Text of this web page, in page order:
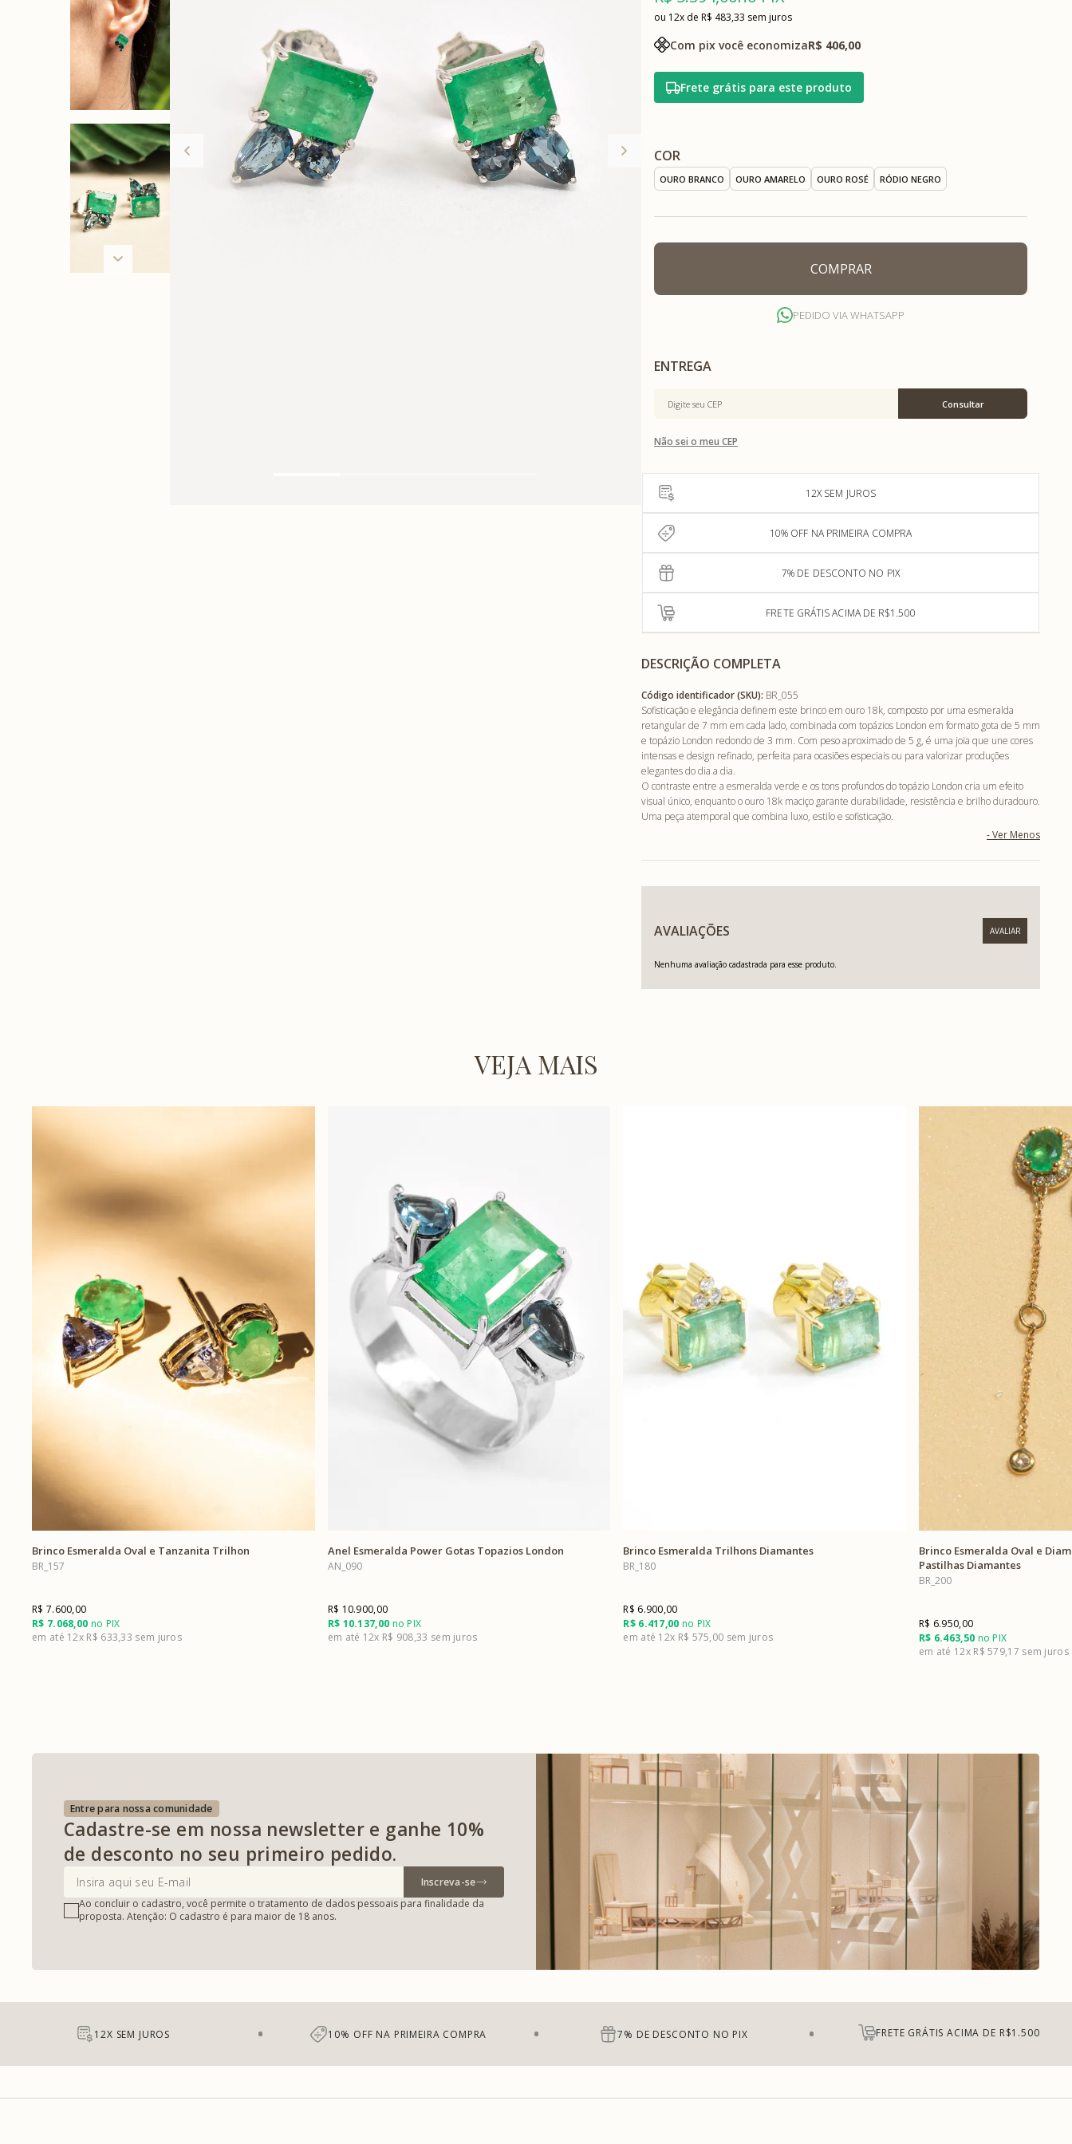
12x R$ 483,33 sem juros
Com pix você economizaR$ 406,00
Frete grátis para este produto
COR
OURO BRANCO OURO AMARELO OURO ROSÉ RÓDIO NEGRO
COMPRAR
PEDIDO VIA WHATSAPP
Não sei o meu CEP
12X SEM JUROS
10% OFF NA PRIMEIRA COMPRA
7% DE DESCONTO NO PIX
FRETE GRÁTIS ACIMA DE R$1.500
DESCRIÇÃO COMPLETA
Código identificador (SKU): BR_055
Sofisticação e elegância definem este brinco em ouro 18k, composto por uma esmeralda
retangular de 7 mm em cada lado, combinada com topázios London em formato gota de 5 mm
e topázio London redondo de 3 mm. Com peso aproximado de 5 g, é uma joia que une cores
intensas e design refinado, perfeita para ocasiões especiais ou para valorizar produções
elegantes do dia a dia.
O contraste entre a esmeralda verde e os tons profundos do topázio London cria um efeito
visual único, enquanto o ouro 18k maciço garante durabilidade, resistência e brilho duradouro.
Uma peça atemporal que combina luxo, estilo e sofisticação.
AVALIAÇÕES
Nenhuma avaliação cadastrada para esse produto.
VEJA MAIS
Brinco Esmeralda Oval e Tanzanita Trilhon
BR_157
R$ 7.068,00 no PIX
R$ 7.600,00
12x R$ 633,33
Anel Esmeralda Power Gotas Topazios London
AN_090
R$ 10.137,00 no PIX
R$ 10.900,00
12x R$ 908,33
Brinco Esmeralda Trilhons Diamantes
BR_180
R$ 6.417,00 no PIX
R$ 6.900,00
12x R$ 575,00
Brinco Esmeralda Oval e
Pastilhas Diamantes
BR_200
R$ 6.463,50 no PIX
R$ 6.950,00
12x R$ 579,17
Entre para nossa comunidade
Cadastre-se em nossa newsletter e ganhe 10%
de desconto no seu primeiro pedido.
Inscreva-se
Ao concluir o cadastro, você permite o tratamento de dados pessoais para finalidade da
proposta. Atenção: O cadastro é para maior de 18 anos.
12X SEM JUROS 10% OFF NA PRIMEIRA COMPRA 7% DE DESCONTO NO PIX FRETE GRÁTIS ACIMA DE R$1.500